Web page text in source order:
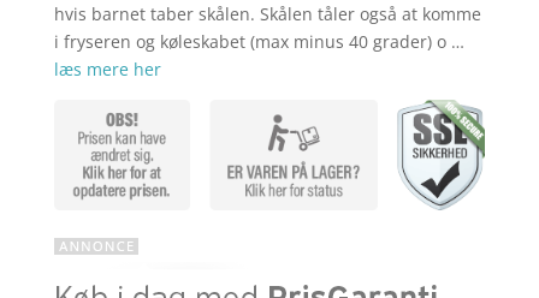
var:
kr.
pris
er:
kr. 83,85.
hvis barnet taber skålen. Skålen tåler også at komme
i fryseren og køleskabet (max minus 40 grader) o …
læs mere her